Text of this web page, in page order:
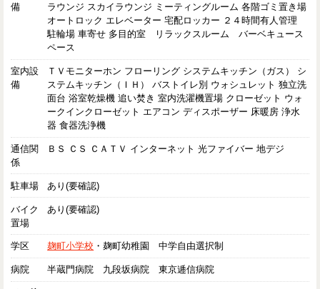
備
ラウンジ スカイラウンジ ミーティングルーム 各階ゴミ置き場
オートロック エレベーター 宅配ロッカー ２４時間有人管理
駐輪場 車寄せ 多目的室 リラックスルーム バーベキュース
ペース
室内設
備
ＴＶモニターホン フローリング システムキッチン（ガス） シ
ステムキッチン（ＩＨ） バストイレ別 ウォシュレット 独立洗
面台 浴室乾燥機 追い焚き 室内洗濯機置場 クローゼット ウォ
ークインクローゼット エアコン ディスポーザー 床暖房 浄水
器 食器洗浄機
通信関
係
ＢＳ ＣＳ ＣＡＴＶ インターネット 光ファイバー 地デジ
駐車場 あり(要確認)
バイク
置場
あり(要確認)
学区 麹町小学校 ・麹町幼稚園 中学自由選択制
病院 半蔵門病院 九段坂病院 東京逓信病院